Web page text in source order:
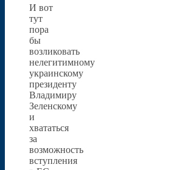
И вот
тут
пора
бы
возликовать
нелегитимному
украинскому
президенту
Владимиру
Зеленскому
и
хвататься
за
возможность
вступления